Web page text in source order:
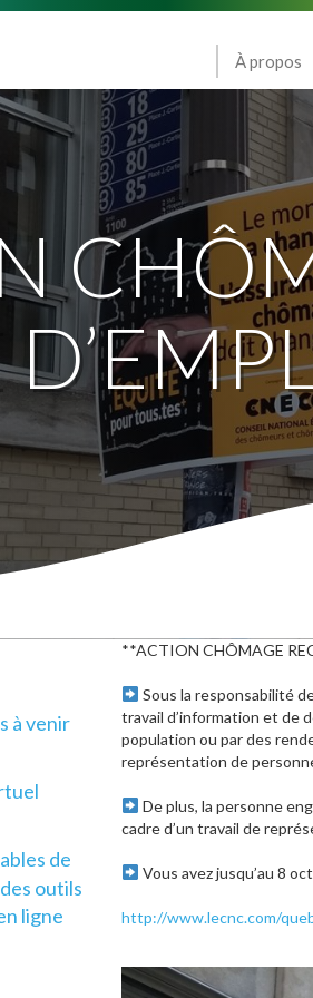
À propos
**ACTION CHÔMAGE
Sous la responsabilité
travail d’information et de
population ou par des
représentation de
De plus, la personne
cadre d’un travail de
Vous avez jusqu’au 8
http://www.lecnc.com/
à venir
de
outils
ligne